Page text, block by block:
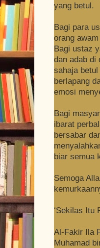
yang betul.
Bagi para
orang
Bagi ustaz
dan adab di
sahaja
berlapang
emosi
Bagi
ibarat
bersabar
biar semua
Semoga
‘Sekilas Itu
Al-Fakir Ila
Muhamad